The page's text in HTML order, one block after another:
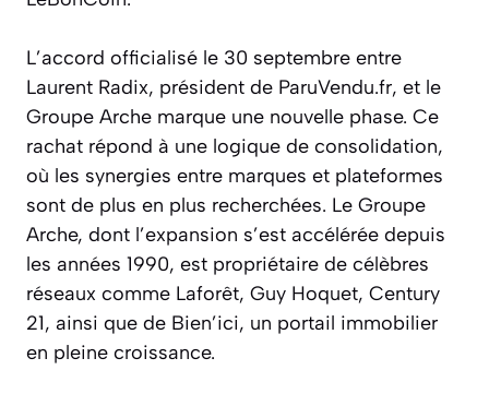
L’accord officialisé le 30 septembre entre
Laurent Radix, président de ParuVendu.fr, et le
Groupe Arche marque une nouvelle phase. Ce
rachat répond à une logique de consolidation,
où les synergies entre marques et plateformes
sont de plus en plus recherchées. Le Groupe
Arche, dont l’expansion s’est accélérée depuis
les années 1990, est propriétaire de célèbres
réseaux comme Laforêt, Guy Hoquet, Century
21, ainsi que de Bien’ici, un portail immobilier
en pleine croissance.